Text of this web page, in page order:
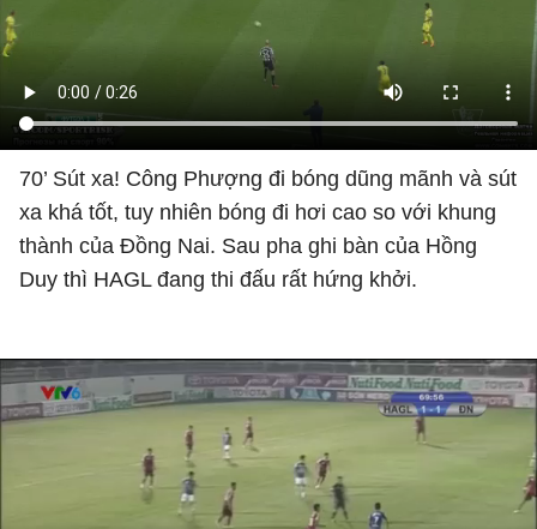
70’ Sút xa! Công Phượng đi bóng dũng mãnh và sút
xa khá tốt, tuy nhiên bóng đi hơi cao so với khung
thành của Đồng Nai. Sau pha ghi bàn của Hồng
Duy thì HAGL đang thi đấu rất hứng khởi.